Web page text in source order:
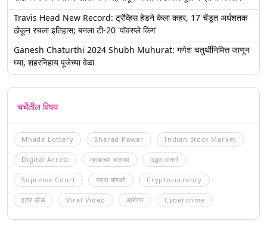
Travis Head New Record: ट्रॅव्हिस हेडने केला कहर, 17 चेंडूत अर्धशतक
ठोकून रचला इतिहास; बनला टी-20 'पॉवरप्ले किंग'
Ganesh Chaturthi 2024 Shubh Muhurat: गणेश चतुर्थीनिमित्त जाणून
घ्या, शहरनिहाय पूजेच्या वेळा
चर्चेतील विषय
Mhada Lottery Sharad Pawar Indian Stock Market
Digital Arrest म्हाडाच्या बातम्या उद्धव ठाकरे
Supreme Court नवरा बायको Cryptocurrency
इतर खेळ Viral Video आरोग्य Cybercrime